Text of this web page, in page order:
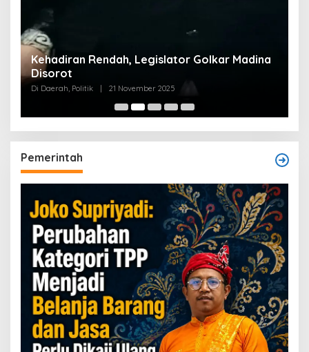
Kehadiran Rendah, Legislator Golkar Madina
Disorot
Di Daerah, Politik | 21 November 2025
Pemerintah